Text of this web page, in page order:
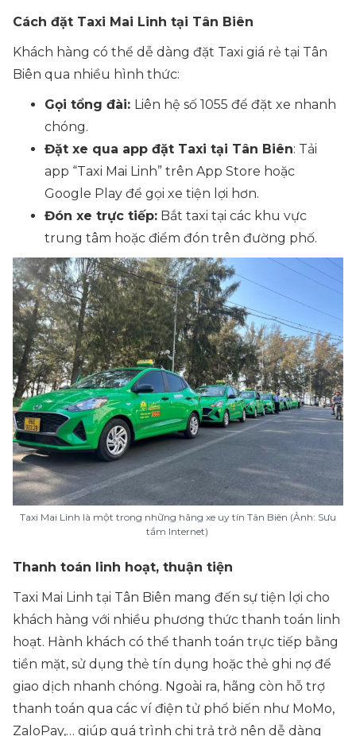
Cách đặt Taxi Mai Linh tại Tân Biên
Khách hàng có thể dễ dàng đặt Taxi giá rẻ tại Tân
Biên qua nhiều hình thức:
Gọi tổng đài: Liên hệ số 1055 để đặt xe nhanh
chóng.
Đặt xe qua app đặt Taxi tại Tân Biên: Tải
app “Taxi Mai Linh” trên App Store hoặc
Google Play để gọi xe tiện lợi hơn.
Đón xe trực tiếp: Bắt taxi tại các khu vực
trung tâm hoặc điểm đón trên đường phố.
Taxi Mai Linh là một trong những hãng xe uy tín Tân Biên (Ảnh: Sưu
tầm Internet)
Thanh toán linh hoạt, thuận tiện
Taxi Mai Linh tại Tân Biên mang đến sự tiện lợi cho
khách hàng với nhiều phương thức thanh toán linh
hoạt. Hành khách có thể thanh toán trực tiếp bằng
tiền mặt, sử dụng thẻ tín dụng hoặc thẻ ghi nợ để
giao dịch nhanh chóng. Ngoài ra, hãng còn hỗ trợ
thanh toán qua các ví điện tử phổ biến như MoMo,
ZaloPay,… giúp quá trình chi trả trở nên dễ dàng